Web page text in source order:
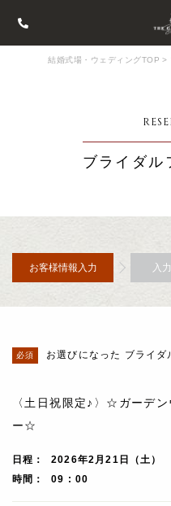
結婚式場・ウェディングTOP >
ブライダル
お客様情報入力 入
お選びになった ブライダ
〈土日祝限定♪〉☆ガーデ
ー☆
日程
2026年2月21日（土）
時間
09 : 00